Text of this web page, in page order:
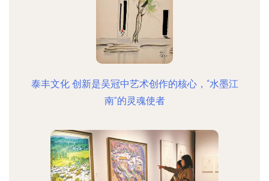
泰丰文化 创新是吴冠中艺术创作的核心，“水墨江
南”的灵魂使者